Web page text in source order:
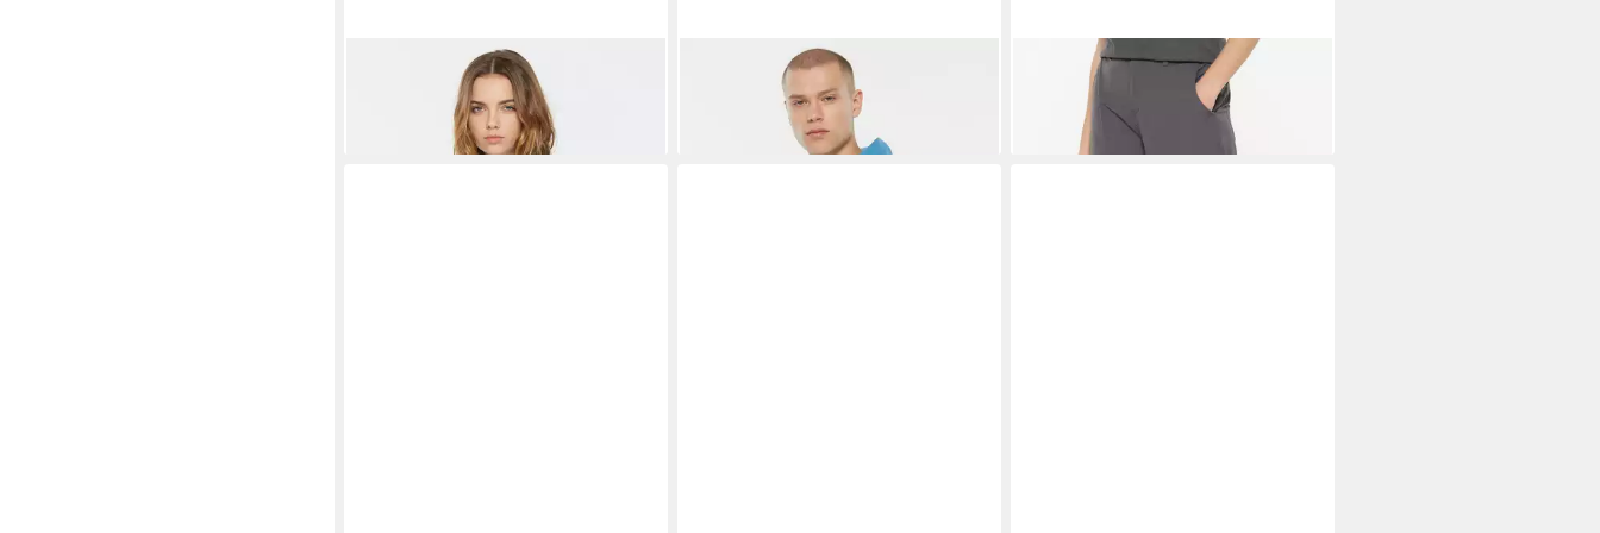
HARLEM SOULSweater aus
HARLEM SOULKapuzensweatshirt
mit Rückenprint
HARLEM SOUL
Cargohose mit
Bindeband innen am Bund
69,95 €